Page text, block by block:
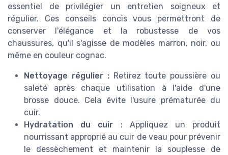
essentiel de privilégier un entretien soigneux et
régulier. Ces conseils concis vous permettront de
conserver l'élégance et la robustesse de vos
chaussures, qu'il s'agisse de modèles marron, noir, ou
même en couleur cognac.
Nettoyage régulier :Retirez toute poussière ou
saleté après chaque utilisation à l'aide d'une
brosse douce. Cela évite l'usure prématurée du
cuir.
Hydratation du cuir :Appliquez un produit
nourrissant approprié au cuir de veau pour prévenir
le dessèchement et maintenir la souplesse de